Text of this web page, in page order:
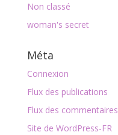
Non classé
woman's secret
Méta
Connexion
Flux des publications
Flux des commentaires
Site de WordPress-FR